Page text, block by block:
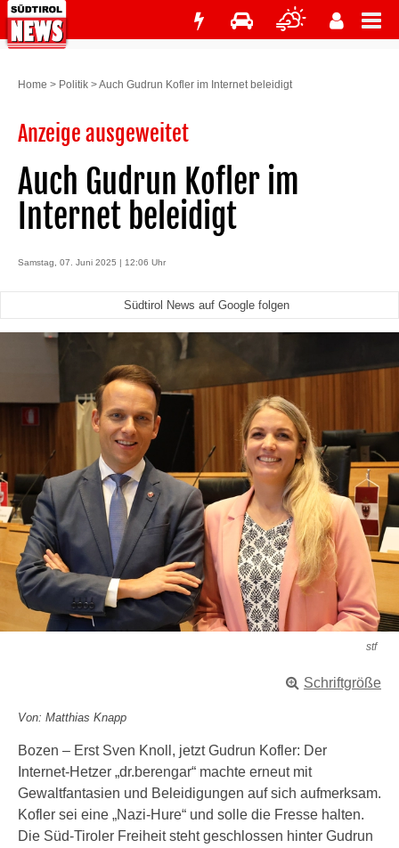
Home > Politik >Auch Gudrun Kofler im Internet beleidigt
Anzeige ausgeweitet
Auch Gudrun Kofler im
Internet beleidigt
Samstag, 07. Juni 2025 | 12:06 Uhr
Südtirol News auf Google folgen
stf
Schriftgröße
Von: Matthias Knapp
Bozen – Erst Sven Knoll, jetzt Gudrun Kofler: Der
Internet-Hetzer „dr.berengar“ machte erneut mit
Gewaltfantasien und Beleidigungen auf sich aufmerksam.
Kofler sei eine „Nazi-Hure“ und solle die Fresse halten.
Die Süd-Tiroler Freiheit steht geschlossen hinter Gudrun